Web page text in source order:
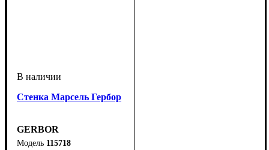
Стенка Марсель Гербор
GERBOR
115718